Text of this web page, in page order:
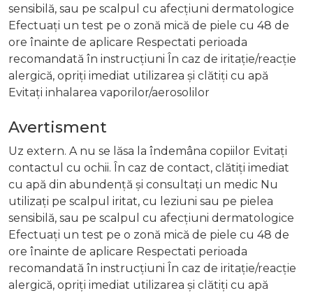
sensibilă, sau pe scalpul cu afecțiuni dermatologice
Efectuați un test pe o zonă mică de piele cu 48 de
ore înainte de aplicare Respectati perioada
recomandată în instrucțiuni În caz de iritație/reacție
alergică, opriți imediat utilizarea și clătiți cu apă
Evitați inhalarea vaporilor/aerosolilor
Avertisment
Uz extern. A nu se lăsa la îndemâna copiilor Evitați
contactul cu ochii. În caz de contact, clătiți imediat
cu apă din abundență și consultați un medic Nu
utilizați pe scalpul iritat, cu leziuni sau pe pielea
sensibilă, sau pe scalpul cu afecțiuni dermatologice
Efectuați un test pe o zonă mică de piele cu 48 de
ore înainte de aplicare Respectati perioada
recomandată în instrucțiuni În caz de iritație/reacție
alergică, opriți imediat utilizarea și clătiți cu apă